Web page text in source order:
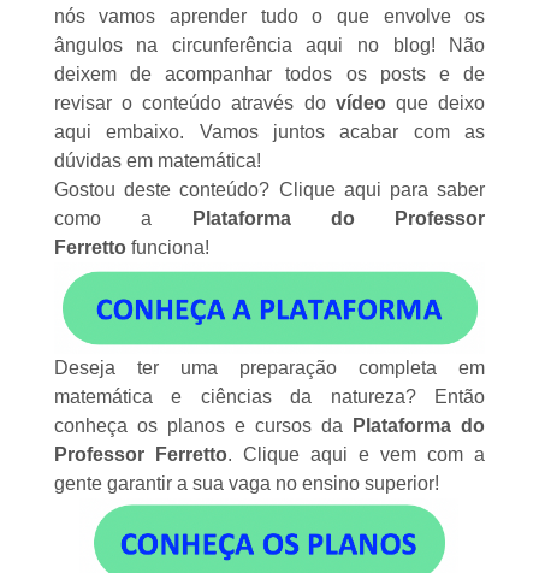
nós vamos aprender tudo o que envolve os
ângulos na circunferência aqui no
blog! Não
deixem de acompanhar todos os posts e de
revisar o conteúdo através do vídeoque deixo
aqui embaixo. Vamos juntos acabar com as
dúvidas em matemática!
Gostou deste conteúdo? Clique aqui para saber
como a
Plataforma do Professor
Ferrettofunciona!
Deseja ter uma preparação completa em
matemática e ciências da natureza? Então
conheça os planos e cursos da
Plataforma do
Professor Ferretto. Clique aqui e vem com a
gente garantir a sua vaga no ensino superior!